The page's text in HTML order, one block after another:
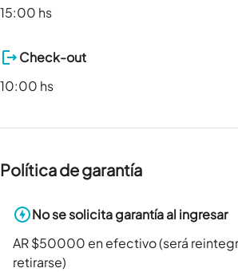
15:00 hs
Check-out
10:00 hs
Política de garantía
No se solicita garantía al ingresar
AR $50000 en efectivo (será
retirarse)